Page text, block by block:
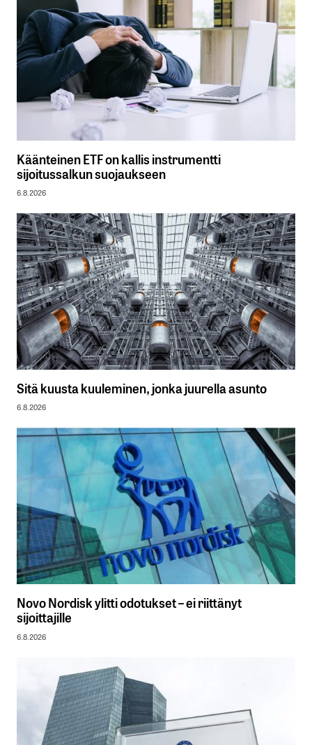
Käänteinen ETF on kallis instrumentti
sijoitussalkun suojaukseen
6.8.2026
Sitä kuusta kuuleminen, jonka juurella asunto
6.8.2026
Novo Nordisk ylitti odotukset – ei riittänyt
sijoittajille
6.8.2026